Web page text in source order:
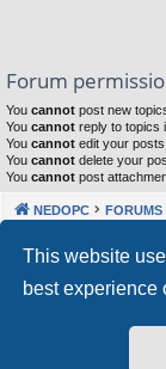
This website
best experience
Forum
You cannot post new
You cannot reply to topics
You cannot edit your
You cannot delete your
You cannot post
NEDOPC FORUMS
Powered